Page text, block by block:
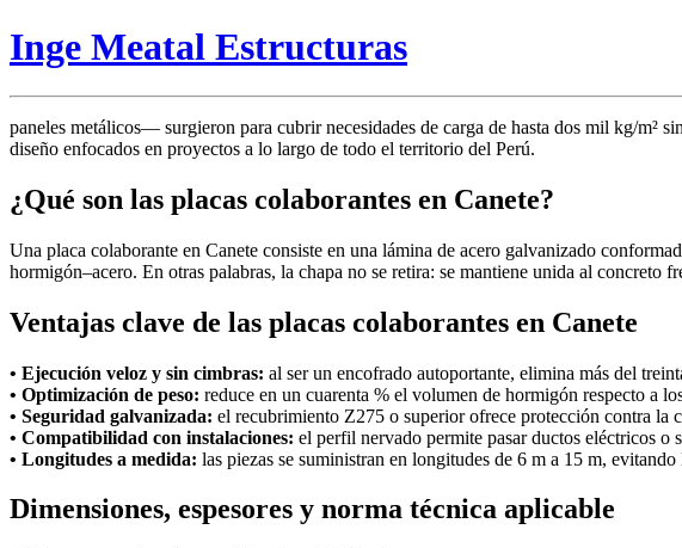
Inge Meatal Estructuras
paneles metálicos— surgieron para cubrir necesidades de carga de hasta dos mil kg/m²
diseño enfocados en proyectos a lo largo de todo el territorio del Perú.
¿Qué son las placas colaborantes en Canete?
Una placa colaborante en Canete consiste en una lámina de acero galvanizado
hormigón–acero. En otras palabras, la chapa no se retira: se mantiene unida al concreto
Ventajas clave de las placas colaborantes en Canete
• Ejecución veloz y sin cimbras: al ser un encofrado autoportante, elimina más del
• Optimización de peso: reduce en un cuarenta % el volumen de hormigón respecto a
• Seguridad galvanizada: el recubrimiento Z275 o superior ofrece protección contra la
• Compatibilidad con instalaciones: el perfil nervado permite pasar ductos eléctricos o
• Longitudes a medida: las piezas se suministran en longitudes de 6 m a 15 m, evitando
Dimensiones, espesores y norma técnica aplicable